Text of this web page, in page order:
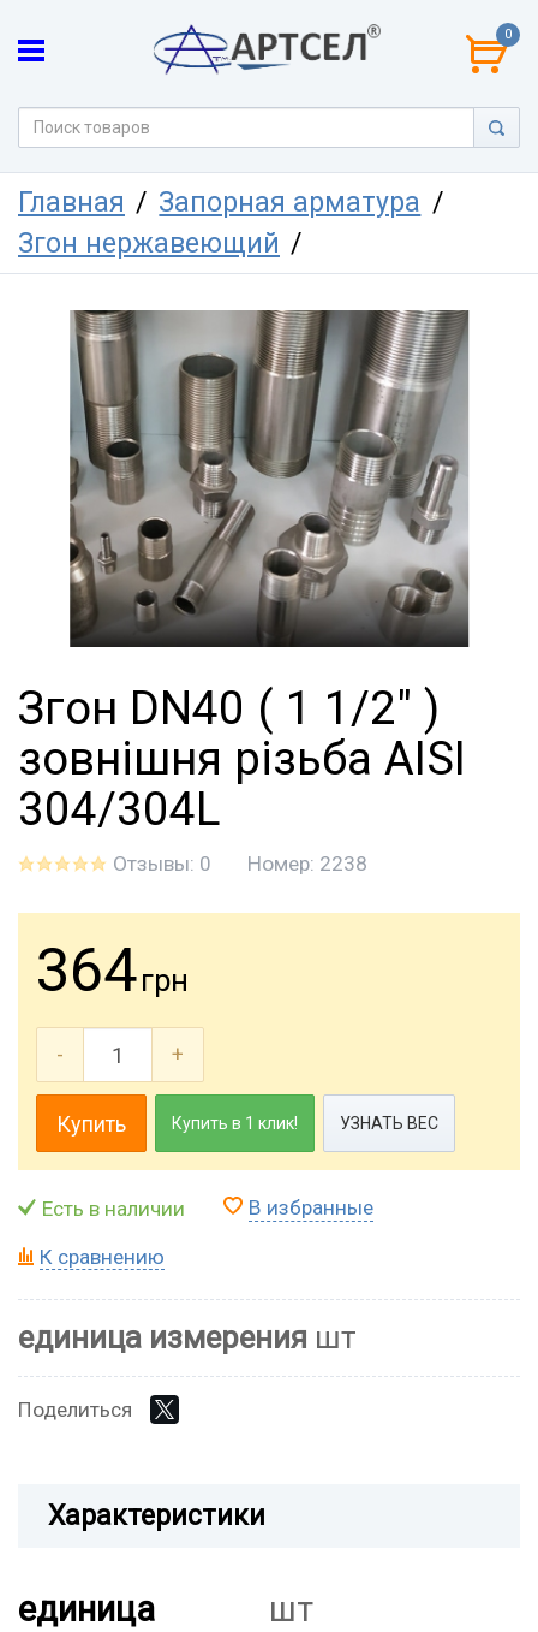
0
Главная
Запорная арматура
Згон нержавеющий
Згон DN40 ( 1 1/2" )
зовнішня різьба AISI
304/304L
Отзывы: 0 Номер: 2238
364грн
- +
Купить Купить в 1 клик! УЗНАТЬ ВЕС
Есть в наличии В избранные
К сравнению
единица измерения шт
Поделиться
Характеристики
единица
шт